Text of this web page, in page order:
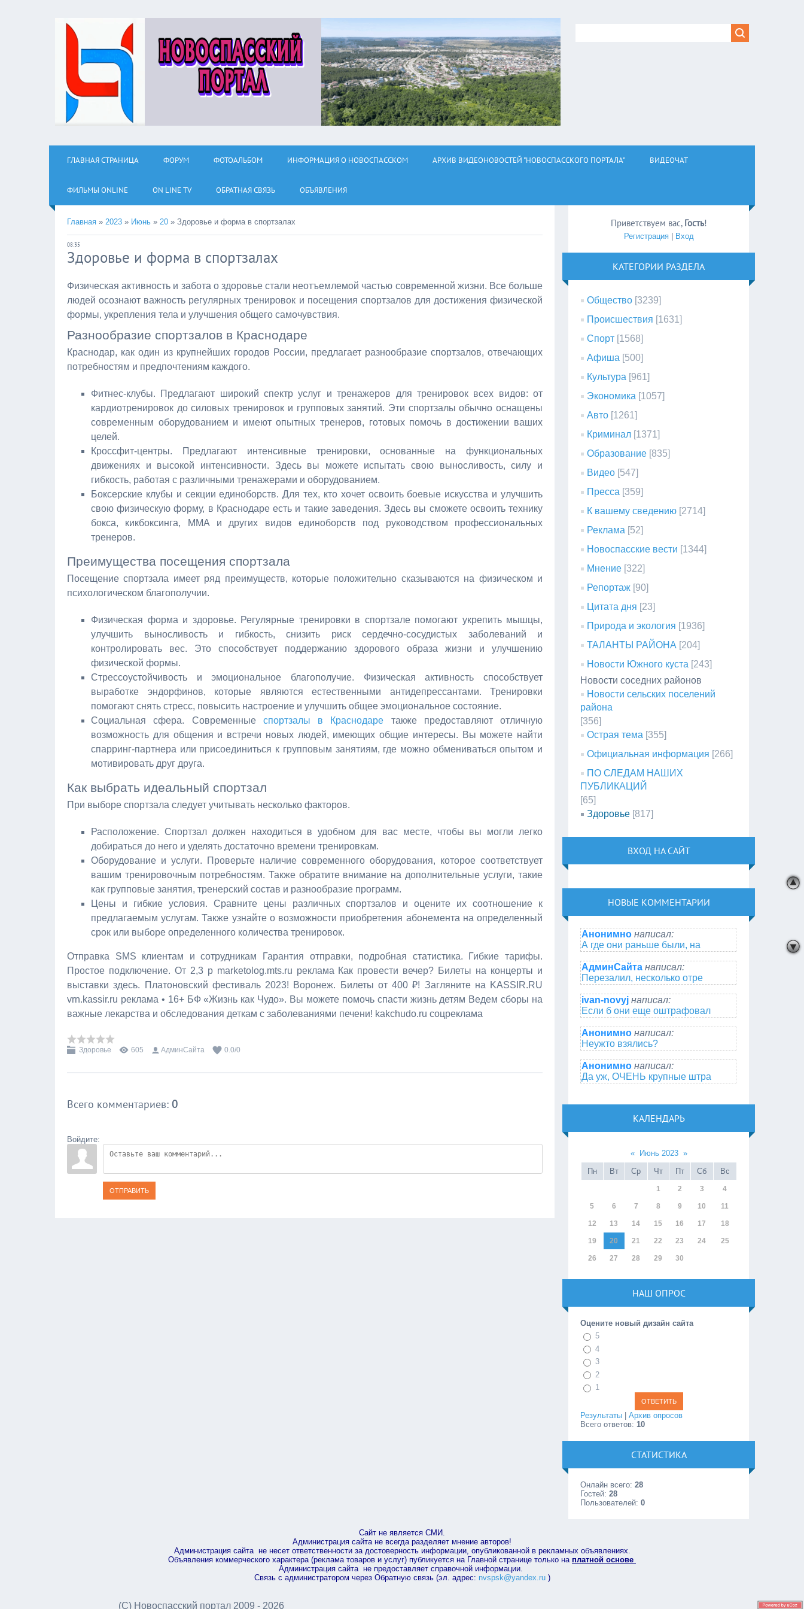
ГЛАВНАЯ СТРАНИЦА ФОРУМ ФОТОАЛЬБОМ ИНФОРМАЦИЯ О НОВОСПАССКОМ АРХИВ ВИДЕОНОВОСТЕЙ "НОВОСПАССКОГО ПОРТАЛА" ВИДЕОЧАТ
ФИЛЬМЫ ОNLINE ON LINE TV ОБРАТНАЯ СВЯЗЬ ОБЪЯВЛЕНИЯ
Главная » 2023 » Июнь » 20 » Здоровье и форма в спортзалах
08:35
Здоровье и форма в спортзалах
Физическая активность и забота о здоровье стали неотъемлемой частью современной жизни. Все больше
людей осознают важность регулярных тренировок и посещения спортзалов для достижения физической
формы, укрепления тела и улучшения общего самочувствия.
Разнообразие спортзалов в Краснодаре
Краснодар, как один из крупнейших городов России, предлагает разнообразие спортзалов, отвечающих
потребностям и предпочтениям каждого.
Фитнес-клубы. Предлагают широкий спектр услуг и тренажеров для тренировок всех видов: от
кардиотренировок до силовых тренировок и групповых занятий. Эти спортзалы обычно оснащены
современным оборудованием и имеют опытных тренеров, готовых помочь в достижении ваших
целей.
Кроссфит-центры. Предлагают интенсивные тренировки, основанные на функциональных
движениях и высокой интенсивности. Здесь вы можете испытать свою выносливость, силу и
гибкость, работая с различными тренажерами и оборудованием.
Боксерские клубы и секции единоборств. Для тех, кто хочет освоить боевые искусства и улучшить
свою физическую форму, в Краснодаре есть и такие заведения. Здесь вы сможете освоить технику
бокса, кикбоксинга, ММА и других видов единоборств под руководством профессиональных
тренеров.
Преимущества посещения спортзала
Посещение спортзала имеет ряд преимуществ, которые положительно сказываются на физическом и
психологическом благополучии.
Физическая форма и здоровье. Регулярные тренировки в спортзале помогают укрепить мышцы,
улучшить выносливость и гибкость, снизить риск сердечно-сосудистых заболеваний и
контролировать вес. Это способствует поддержанию здорового образа жизни и улучшению
физической формы.
Стрессоустойчивость и эмоциональное благополучие. Физическая активность способствует
выработке эндорфинов, которые являются естественными антидепрессантами. Тренировки
помогают снять стресс, повысить настроение и улучшить общее эмоциональное состояние.
Социальная сфера. Современные спортзалы в Краснодаре также предоставляют отличную
возможность для общения и встречи новых людей, имеющих общие интересы. Вы можете найти
спарринг-партнера или присоединиться к групповым занятиям, где можно обмениваться опытом и
мотивировать друг друга.
Как выбрать идеальный спортзал
При выборе спортзала следует учитывать несколько факторов.
Расположение. Спортзал должен находиться в удобном для вас месте, чтобы вы могли легко
добираться до него и уделять достаточно времени тренировкам.
Оборудование и услуги. Проверьте наличие современного оборудования, которое соответствует
вашим тренировочным потребностям. Также обратите внимание на дополнительные услуги, такие
как групповые занятия, тренерский состав и разнообразие программ.
Цены и гибкие условия. Сравните цены различных спортзалов и оцените их соотношение к
предлагаемым услугам. Также узнайте о возможности приобретения абонемента на определенный
срок или выборе определенного количества тренировок.
Отправка SMS клиентам и сотрудникам Гарантия отправки, подробная статистика. Гибкие тарифы.
Простое подключение. От 2,3 р marketolog.mts.ru реклама Как провести вечер? Билеты на концерты и
выставки здесь. Платоновский фестиваль 2023! Воронеж. Билеты от 400 ₽! Загляните на KASSIR.RU
vrn.kassir.ru реклама • 16+ БФ «Жизнь как Чудо». Вы можете помочь спасти жизнь детям Ведем сборы на
важные лекарства и обследования деткам с заболеваниями печени! kakchudo.ru соцреклама
Здоровье 605 АдминСайта 0.0/0
Всего комментариев: 0
Войдите:
ОТПРАВИТЬ
Приветствуем вас, Гость!
Регистрация| Вход
КАТЕГОРИИ РАЗДЕЛА
Общество [3239]
Происшествия [1631]
Спорт [1568]
Афиша [500]
Культура [961]
Экономика [1057]
Авто [1261]
Криминал [1371]
Образование [835]
Видео [547]
Пресса [359]
К вашему сведению [2714]
Реклама [52]
Новоспасские вести [1344]
Мнение [322]
Репортаж [90]
Цитата дня [23]
Природа и экология [1936]
ТАЛАНТЫ РАЙОНА [204]
Новости Южного куста [243]
Новости соседних районов
Новости сельских поселений
района
[356]
Острая тема [355]
Официальная информация [266]
ПО СЛЕДАМ НАШИХ
ПУБЛИКАЦИЙ
[65]
Здоровье [817]
ВХОД НА САЙТ
НОВЫЕ КОММЕНТАРИИ
Анонимно написал:
А где они раньше были, на
АдминСайта написал:
Перезалил, несколько отре
ivan-novyj написал:
Если б они еще оштрафовал
Анонимно написал:
Неужто взялись?
Анонимно написал:
Да уж, ОЧЕНЬ крупные штра
КАЛЕНДАРЬ
« Июнь 2023 »
Пн
Вт Ср Чт Пт Сб Вс
1 2 3 4
5 6 7 8 9 10 11
12 13 14 15 16 17 18
19 20 21 22 23 24 25
26 27 28 29 30
НАШ ОПРОС
Оцените новый дизайн сайта
5
4
3
2
1
Результаты |Архив опросов
Всего ответов: 10
СТАТИСТИКА
Онлайн всего:28
Гостей:28
Пользователей:0
Сайт не является СМИ.
Администрация сайта не всегда разделяет мнение авторов!
Администрация сайта не несет ответственности за достоверность информации, опубликованной в рекламных объявлениях.
Объявления коммерческого характера (реклама товаров и услуг) публикуется на Главной странице только на платной основе
Администрация сайта не предоставляет справочной информации.
Связь с администратором через Обратную связь (эл. адрес: nvspsk@yandex.ru)
(С) Новоспасский портал 2009 - 2026